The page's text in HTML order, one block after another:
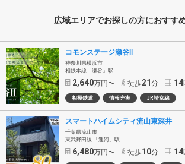
広域エリアでお探しの方におすす
コモンステージ瀬谷Ⅱ
神奈川県横浜市
相鉄本線「瀬谷」駅
2,640万円〜 徒歩21分 14
相模鉄道 情報充実 JR埼京線
スマートハイムシティ流山東深井
千葉県流山市
東武野田線 「運河」駅
6,480万円〜 徒歩10分 14